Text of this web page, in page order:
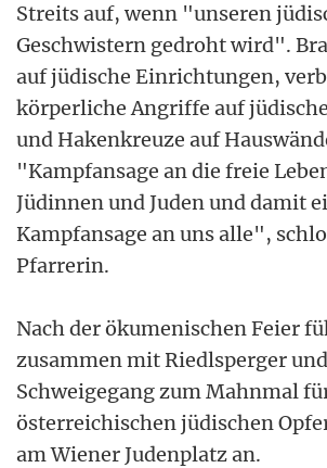
Streits auf, wenn "unseren
Geschwistern gedroht wird".
auf jüdische Einrichtungen,
körperliche Angriffe auf
und Hakenkreuze auf
"Kampfansage an die freie
Jüdinnen und Juden und damit
Kampfansage an uns alle",
Pfarrerin.
Nach der ökumenischen Feier
zusammen mit Riedlsperger
Schweigegang zum Mahnmal
österreichischen jüdischen
am Wiener Judenplatz an.